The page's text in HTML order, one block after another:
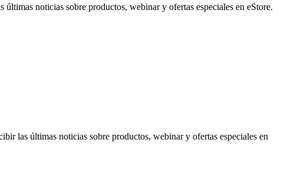
noticias sobre productos, webinar y ofertas especiales en eStore.
las últimas noticias sobre productos, webinar y ofertas especiales en